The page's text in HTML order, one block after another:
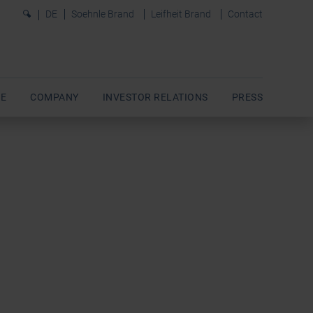
0 DE Soehnle Brand Leifheit Brand Contact
COMPANY INVESTOR RELATIONS PRESS